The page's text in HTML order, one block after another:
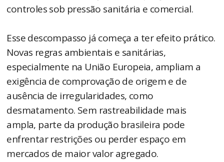
controles sob pressão sanitária e comercial.
Esse descompasso já começa a ter efeito prático.
Novas regras ambientais e sanitárias,
especialmente na União Europeia, ampliam a
exigência de comprovação de origem e de
ausência de irregularidades, como
desmatamento. Sem rastreabilidade mais
ampla, parte da produção brasileira pode
enfrentar restrições ou perder espaço em
mercados de maior valor agregado.